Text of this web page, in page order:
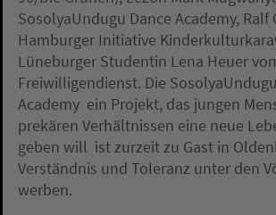
SosolyaUndugu Dance Academy, Ralf
Hamburger Initiative
Lüneburger Studentin Lena Heuer
Freiwilligendienst. Die
Academy  ein Projekt, das jungen
prekären Verhältnissen eine neue
geben will  ist zurzeit zu Gast in
Verständnis und Toleranz unter den
werben.